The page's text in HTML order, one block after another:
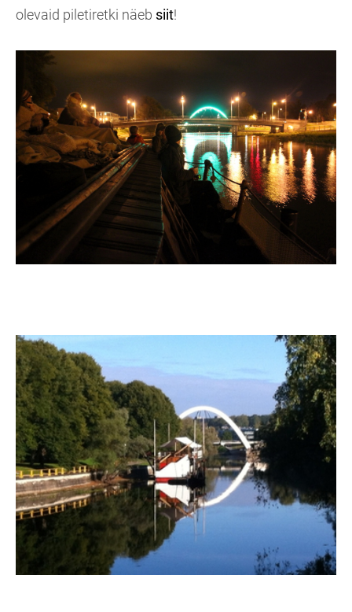
olevaid piletiretki näeb siit!